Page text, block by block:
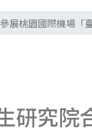
展桃園國際機場「臺
研究院